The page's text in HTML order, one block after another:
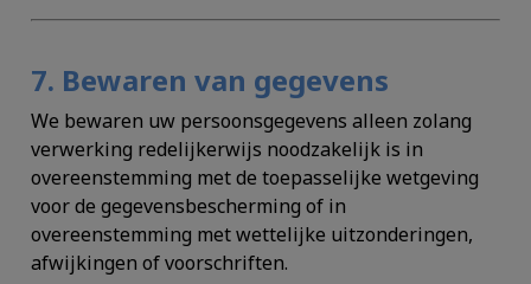
7. Bewaren van gegevens
We bewaren uw persoonsgegevens alleen zolang
verwerking redelijkerwijs noodzakelijk is in
overeenstemming met de toepasselijke wetgeving
voor de gegevensbescherming of in
overeenstemming met wettelijke uitzonderingen,
afwijkingen of voorschriften.